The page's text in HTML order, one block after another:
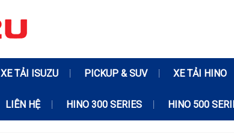
XE TẢI ISUZU PICKUP & SUV XE TẢI HINO
LIÊN HỆ HINO 300 SERIES HINO 500